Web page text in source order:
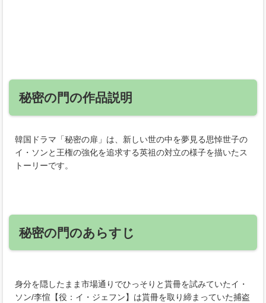
秘密の門の作品説明
韓国ドラマ「秘密の扉」は、新しい世の中を夢見る思悼世子の
イ・ソンと王権の強化を追求する英祖の対立の様子を描いたス
トーリーです。
秘密の門のあらすじ
身分を隠したまま市場通りでひっそりと貰冊を試みていたイ・
ソン/李愃【役：イ・ジェフン】は貰冊を取り締まっていた捕盗